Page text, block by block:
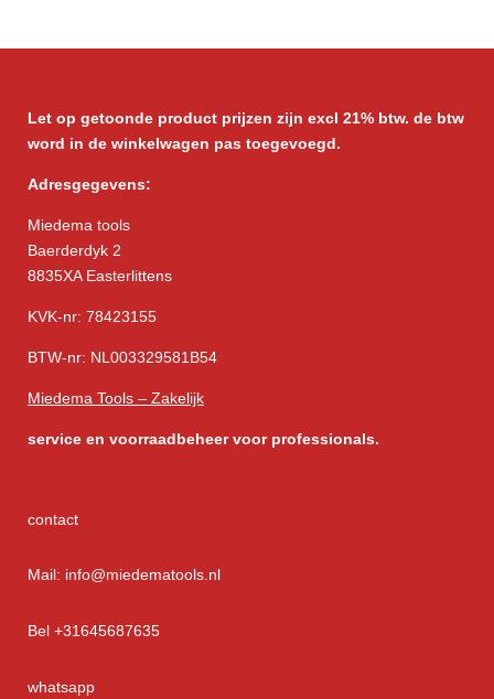
Let op getoonde product prijzen zijn excl 21% btw. de btw
word in de winkelwagen pas toegevoegd.
Adresgegevens:
Miedema tools
Baerderdyk 2
8835XA Easterlittens
KVK-nr: 78423155
BTW-nr: NL003329581B54
Miedema Tools – Zakelijk
service en voorraadbeheer voor professionals.
contact
Mail: info@miedematools.nl
Bel +31645687635
whatsapp